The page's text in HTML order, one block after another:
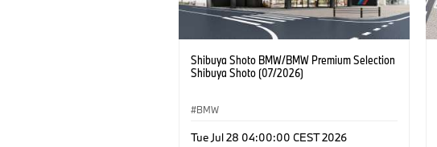
Shibuya Shoto BMW/BMW Premium Selection
Shibuya Shoto (07/2026)
BMW
Tue Jul 28 04:00:00 CEST 2026